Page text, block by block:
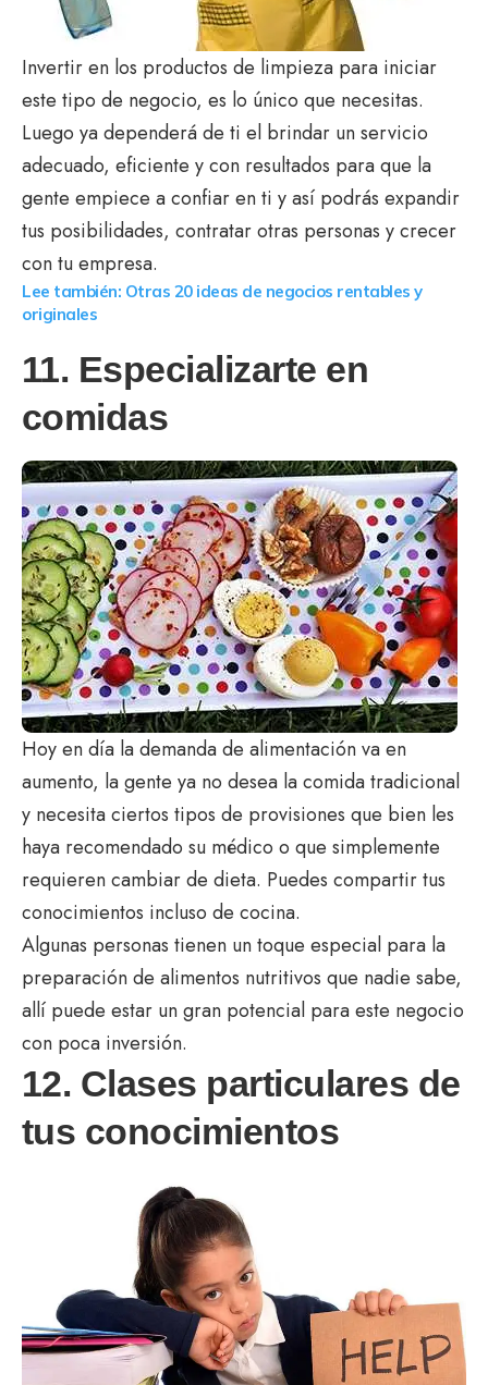
Invertir en los productos de limpieza para iniciar
este tipo de negocio, es lo único que necesitas.
Luego ya dependerá de ti el brindar un servicio
adecuado, eficiente y con resultados para que la
gente empiece a confiar en ti y así podrás expandir
tus posibilidades, contratar otras personas y crecer
con tu empresa.
Lee también: Otras 20 ideas de negocios rentables y
originales
11. Especializarte en
comidas
Hoy en día la demanda de alimentación va en
aumento, la gente ya no desea la comida tradicional
y necesita ciertos tipos de provisiones que bien les
haya recomendado su médico o que simplemente
requieren cambiar de dieta. Puedes compartir tus
conocimientos incluso de cocina.
Algunas personas tienen un toque especial para la
preparación de alimentos nutritivos que nadie sabe,
allí puede estar un gran potencial para este negocio
con poca inversión.
12. Clases particulares de
tus conocimientos